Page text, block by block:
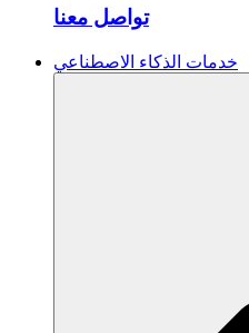
تواصل معنا
خدمات الذكاء الاصطناعي